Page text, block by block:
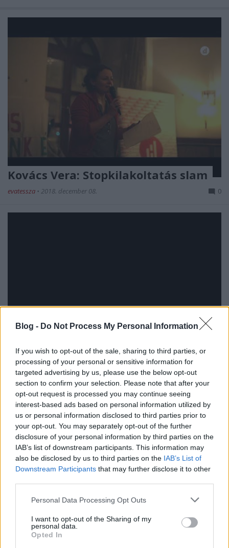
Blog - Do Not Process My Personal Information
If you wish to opt-out of the sale, sharing to third parties, or
processing of your personal or sensitive information for
targeted advertising by us, please use the below opt-out
section to confirm your selection. Please note that after your
opt-out request is processed you may continue seeing
interest-based ads based on personal information utilized by
us or personal information disclosed to third parties prior to
your opt-out. You may separately opt-out of the further
disclosure of your personal information by third parties on the
IAB’s list of downstream participants. This information may
also be disclosed by us to third parties on the IAB’s List of
Downstream Participants that may further disclose it to other
Please note that this website/app uses one or more Google
not limited to your visit or usage behaviour. You may click to
grant or deny consent to Google and its third-party tags to
use your data for below specified purposes in below Google
Personal Data Processing Opt Outs
I want to opt-out of the Sharing of my
personal data.
Opted In
Kovács Vera: Stopkilakoltatás slam
evatessza • 2018. december 08. 0